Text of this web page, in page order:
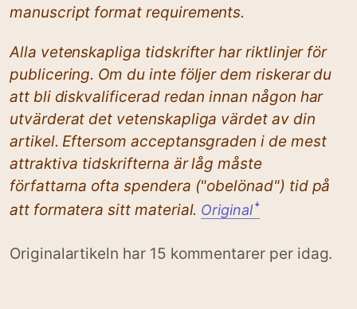
manuscript format requirements.
Alla vetenskapliga tidskrifter har riktlinjer för
publicering. Om du inte följer dem riskerar du
att bli diskvalificerad redan innan någon har
utvärderat det vetenskapliga värdet av din
artikel. Eftersom acceptansgraden i de mest
attraktiva tidskrifterna är låg måste
författarna ofta spendera ("obelönad") tid på
att formatera sitt material. Originalꜜ
Originalartikeln har 15 kommentarer per idag.